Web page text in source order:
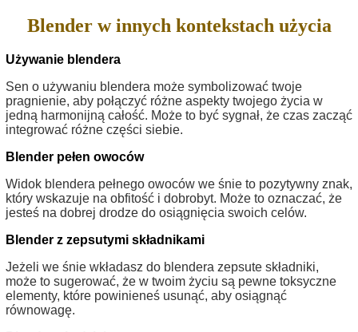
Blender w innych kontekstach użycia
Używanie blendera
Sen o używaniu blendera może symbolizować twoje
pragnienie, aby połączyć różne aspekty twojego życia w
jedną harmonijną całość. Może to być sygnał, że czas zacząć
integrować różne części siebie.
Blender pełen owoców
Widok blendera pełnego owoców we śnie to pozytywny znak,
który wskazuje na obfitość i dobrobyt. Może to oznaczać, że
jesteś na dobrej drodze do osiągnięcia swoich celów.
Blender z zepsutymi składnikami
Jeżeli we śnie wkładasz do blendera zepsute składniki,
może to sugerować, że w twoim życiu są pewne toksyczne
elementy, które powinieneś usunąć, aby osiągnąć
równowagę.